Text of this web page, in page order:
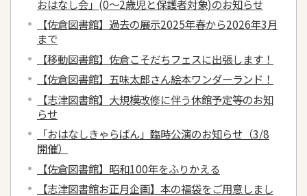
おはなし会」(0～2歳児と保護者対象)のお知らせ
【佐倉図書館】過去の展示2025年春から2026年3月
まで
【移動図書館】佐倉こそだちフェスに出張します！
【佐倉図書館】五味太郎さん絵本ワンダーランド！
【志津図書館】大規模改修に伴う休館予定等のお知
らせ
「おはなしきゃらばん」臨時公演のお知らせ（3/8
開催）
【佐倉図書館】昭和100年をふりかえる
【志津図書館お正月企画】本の福袋をご用意しまし